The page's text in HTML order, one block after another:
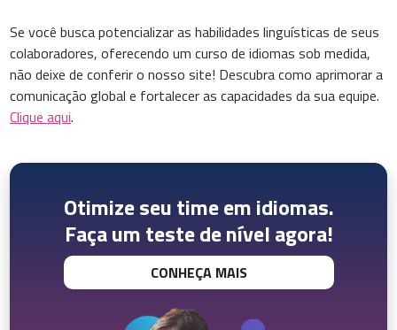
Se você busca potencializar as habilidades linguísticas de seus
colaboradores, oferecendo um curso de idiomas sob medida,
não deixe de conferir o nosso site! Descubra como aprimorar a
comunicação global e fortalecer as capacidades da sua equipe.
Clique aqui.
Otimize seu time em idiomas.
Faça um teste de nível agora!
CONHEÇA MAIS